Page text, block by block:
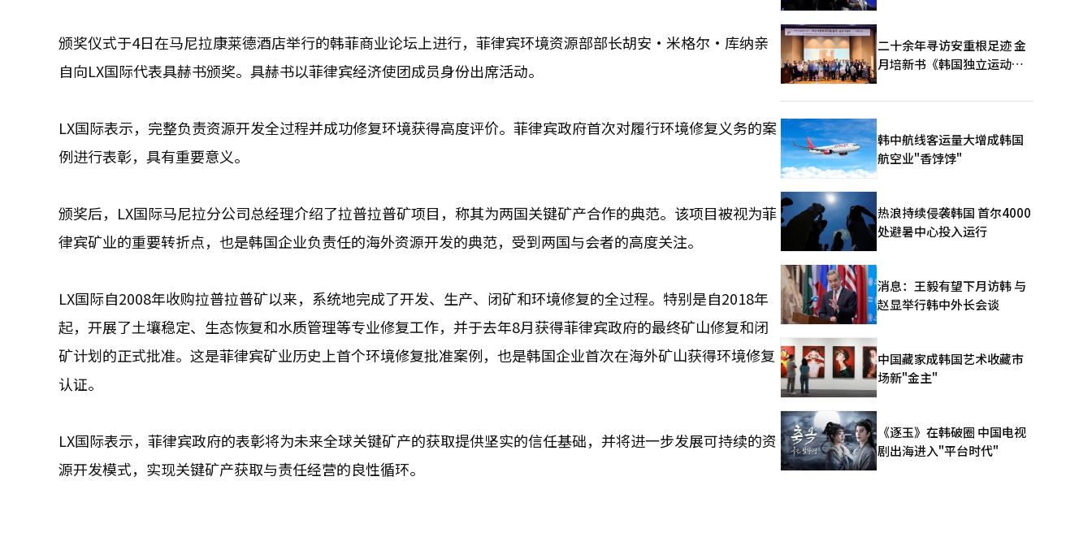
颁奖仪式于4日在马尼拉康莱德酒店举行的韩菲商业论坛上进行，菲律宾环境资源部部长胡安·米格尔·库纳亲
自向LX国际代表具赫书颁奖。具赫书以菲律宾经济使团成员身份出席活动。
LX国际表示，完整负责资源开发全过程并成功修复环境获得高度评价。菲律宾政府首次对履行环境修复义务的案
例进行表彰，具有重要意义。
颁奖后，LX国际马尼拉分公司总经理介绍了拉普拉普矿项目，称其为两国关键矿产合作的典范。该项目被视为菲
律宾矿业的重要转折点，也是韩国企业负责任的海外资源开发的典范，受到两国与会者的高度关注。
LX国际自2008年收购拉普拉普矿以来，系统地完成了开发、生产、闭矿和环境修复的全过程。特别是自2018年
起，开展了土壤稳定、生态恢复和水质管理等专业修复工作，并于去年8月获得菲律宾政府的最终矿山修复和闭
矿计划的正式批准。这是菲律宾矿业历史上首个环境修复批准案例，也是韩国企业首次在海外矿山获得环境修复
认证。
LX国际表示，菲律宾政府的表彰将为未来全球关键矿产的获取提供坚实的信任基础，并将进一步发展可持续的资
源开发模式，实现关键矿产获取与责任经营的良性循环。
二十余年寻访安重根足迹 金
月培新书《韩国独立运动圣
版
韩中航线客运量大增成韩国
航空业"香饽饽"
热浪持续侵袭韩国 首尔4000
处避暑中心投入运行
消息：王毅有望下月访韩 与
赵显举行韩中外长会谈
中国藏家成韩国艺术收藏市
场新"金主"
《逐玉》在韩破圈 中国电视
剧出海进入"平台时代"